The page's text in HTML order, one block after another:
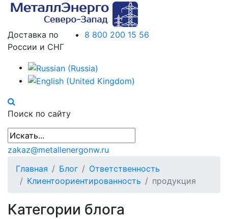
Доставка по
России и СНГ
8 800 200 15 56
Поиск по сайту
zakaz@metallenergonw.ru
Главная
Блог
Ответственность
Клиентоориентированность
продукция
Категории блога